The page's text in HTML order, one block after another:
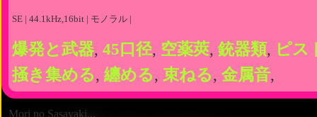
SE | 44.1kHz,16bit | モノラル |
爆発と武器, 45口径, 空薬莢, 銃器類, ピス
掻き集める, 纏める, 束ねる, 金属音,
Mori no Sasayaki...